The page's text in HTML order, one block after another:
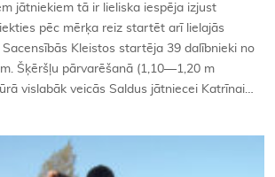
jātniekiem tā ir lieliska iespēja izjust
pēc mērķa reiz startēt arī lielajās
Kleistos startēja 39 dalībnieki no
Šķēršļu pārvarēšanā (1,10—1,20 m
vislabāk veicās Saldus jātniecei Katrīnai…